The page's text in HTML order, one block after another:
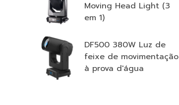
Moving Head Light (3
em 1)
DF500 380W Luz de
feixe de movimentação
à prova d'água